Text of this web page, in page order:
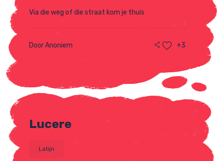
Via die weg of die straat kom je thuis
Door Anoniem +3
Lucere
Latijn